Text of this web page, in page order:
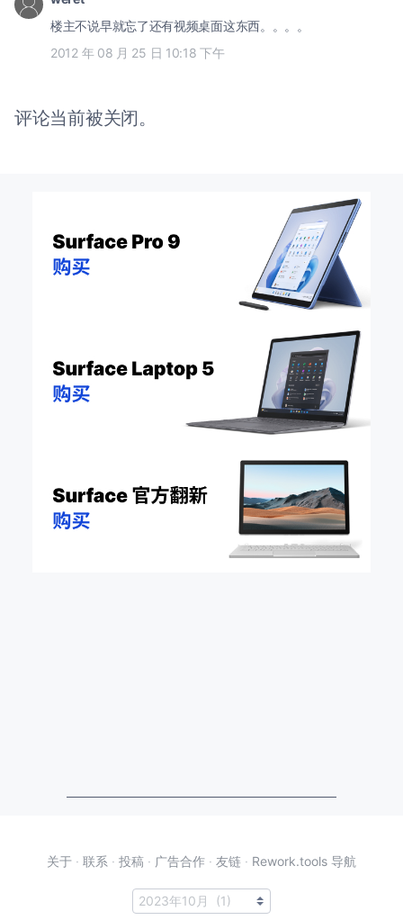
楼主不说早就忘了还有视频桌面这东西。。。。
2012 年 08 月 25 日 10:18 下午
评论当前被关闭。
关于 · 联系 · 投稿 · 广告合作 · 友链 · Rework.tools 导航